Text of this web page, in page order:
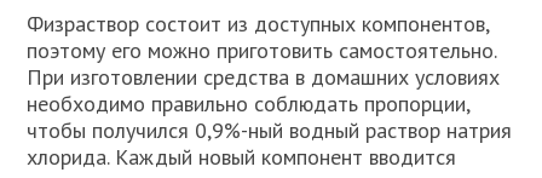
Физраствор состоит из доступных компонентов,
поэтому его можно приготовить самостоятельно.
При изготовлении средства в домашних условиях
необходимо правильно соблюдать пропорции,
чтобы получился 0,9%-ный водный раствор натрия
хлорида. Каждый новый компонент вводится